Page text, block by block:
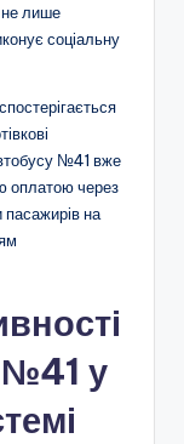
не лише
соціальну
№41 вже
оплатою через
на
№41 у